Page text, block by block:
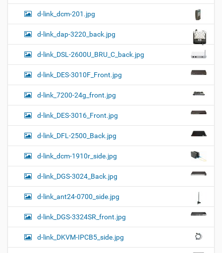
d-link_dcm-201.jpg
d-link_dap-3220_back.jpg
d-link_DSL-2600U_BRU_C_back.jpg
d-link_DES-3010F_Front.jpg
d-link_7200-24g_front.jpg
d-link_DES-3016_Front.jpg
d-link_DFL-2500_Back.jpg
d-link_dcm-1910r_side.jpg
d-link_DGS-3024_Back.jpg
d-link_ant24-0700_side.jpg
d-link_DGS-3324SR_front.jpg
d-link_DKVM-IPCB5_side.jpg